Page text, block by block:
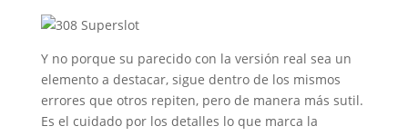
Y no porque su parecido con la versión real sea un
elemento a destacar, sigue dentro de los mismos
errores que otros repiten, pero de manera más sutil.
Es el cuidado por los detalles lo que marca la